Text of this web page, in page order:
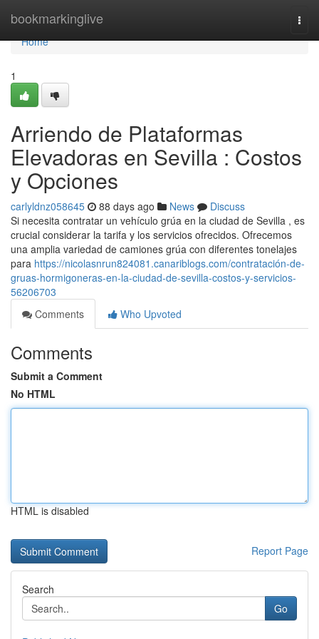
bookmarkinglive
Home
Home
1
Arriendo de Plataformas
Elevadoras en Sevilla : Costos
y Opciones
carlyldnz058645 88 days ago News
Discuss
Si necesita contratar un vehículo grúa en la ciudad de Sevilla , es
crucial considerar la tarifa y los servicios ofrecidos. Ofrecemos
una amplia variedad de camiones grúa con diferentes tonelajes
para https://nicolasnrun824081.canariblogs.com/contratación-de-
gruas-hormigoneras-en-la-ciudad-de-sevilla-costos-y-servicios-
56206703
Comments
Who Upvoted
Comments
Submit a Comment
No HTML
HTML is disabled
Report Page
Search
Go